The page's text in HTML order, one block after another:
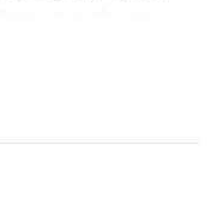
horas,